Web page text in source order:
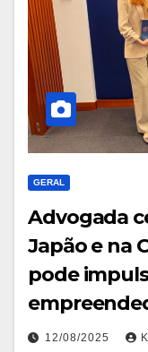
GERAL
Advogada
Japão e na
pode
12/08/2025